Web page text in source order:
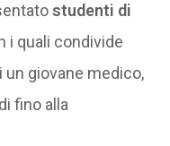
studenti di
i quali condivide
un giovane medico,
fino alla